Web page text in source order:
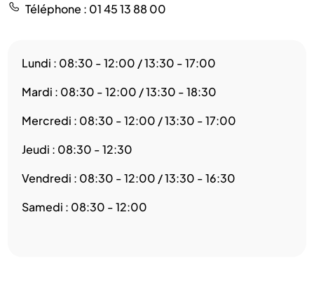
Téléphone : 01 45 13 88 00
Lundi : 08:30 - 12:00 / 13:30 - 17:00
Mardi : 08:30 - 12:00 / 13:30 - 18:30
Mercredi : 08:30 - 12:00 / 13:30 - 17:00
Jeudi : 08:30 - 12:30
Vendredi : 08:30 - 12:00 / 13:30 - 16:30
Samedi : 08:30 - 12:00